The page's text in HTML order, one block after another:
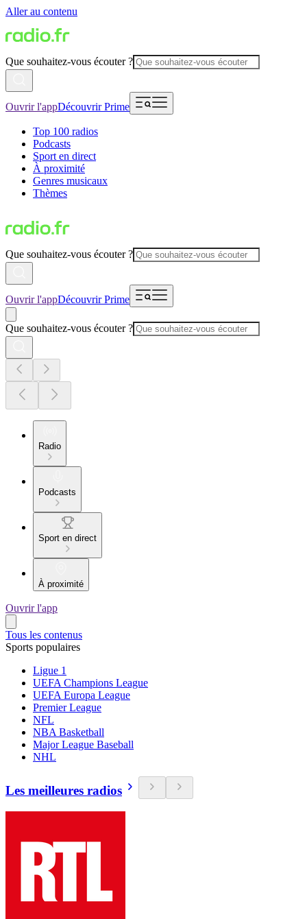
Aller au contenu
Que souhaitez-vous écouter ?
Ouvrir l'appDécouvrir Prime
Top 100 radios
Podcasts
Sport en direct
À proximité
Genres musicaux
Thèmes
Que souhaitez-vous écouter ?
Ouvrir l'appDécouvrir Prime
Que souhaitez-vous écouter ?
Radio
Podcasts
Sport en direct
À proximité
Ouvrir l'app
Tous les contenus
Sports populaires
Ligue 1
UEFA Champions League
UEFA Europa League
Premier League
NFL
NBA Basketball
Major League Baseball
NHL
Les meilleures radios